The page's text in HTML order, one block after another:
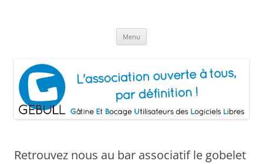
Logiciels Libres
Menu
Retrouvez nous au bar associatif le gobelet